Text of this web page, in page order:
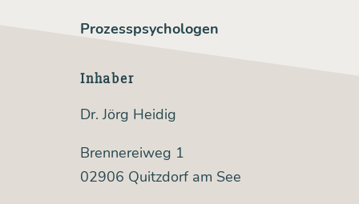
Prozesspsychologen
Inhaber
Dr. Jörg Heidig
Brennereiweg 1
02906 Quitzdorf am See